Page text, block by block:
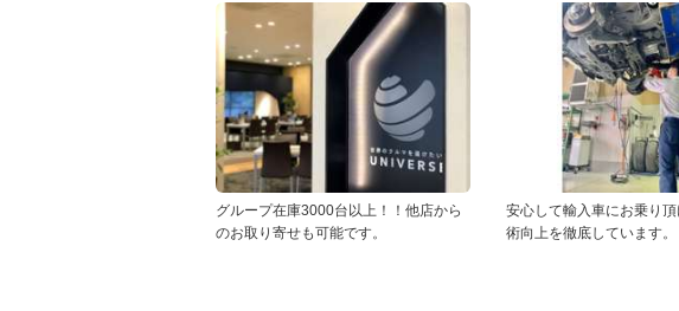
グループ在庫3000台以上！！他店から
のお取り寄せも可能です。
安心して輸入車にお乗り
術向上を徹底しています。